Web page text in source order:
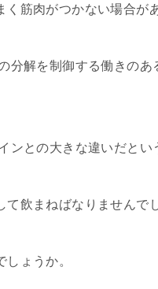
筋肉がつかない場合が
解を制御する働きのあ
との大きな違いだとい
飲まねばなりませんで
ょうか。